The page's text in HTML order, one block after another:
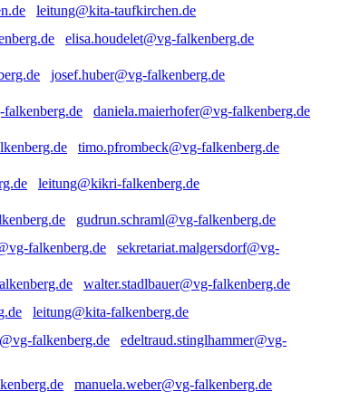
leitung@kita-taufkirchen.de
elisa.houdelet@vg-falkenberg.de
josef.huber@vg-falkenberg.de
daniela.maierhofer@vg-falkenberg.de
timo.pfrombeck@vg-falkenberg.de
leitung@kikri-falkenberg.de
gudrun.schraml@vg-falkenberg.de
sekretariat.malgersdorf@vg-
walter.stadlbauer@vg-falkenberg.de
leitung@kita-falkenberg.de
edeltraud.stinglhammer@vg-
manuela.weber@vg-falkenberg.de